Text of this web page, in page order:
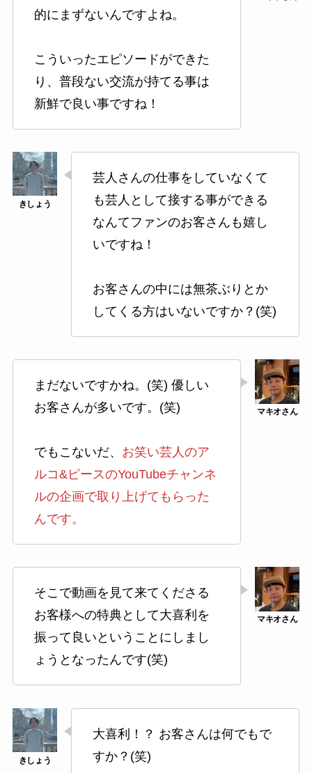
的にまずないんですよね。
こういったエピソードができた
り、普段ない交流が持てる事は
新鮮で良い事ですね！
芸人さんの仕事をしていなくて
も芸人として接する事ができる
なんてファンのお客さんも嬉し
いですね！
お客さんの中には無茶ぶりとか
してくる方はいないですか？(笑)
まだないですかね。(笑) 優しい
お客さんが多いです。(笑)
でもこないだ、 お笑い芸人のア
ルコ&ピースのYouTubeチャンネ
ルの企画で取り上げてもらった
んです。
そこで動画を見て来てくださる
お客様への特典として大喜利を
振って良いということにしまし
ょうとなったんです(笑)
大喜利！？ お客さんは何でもで
すか？(笑)